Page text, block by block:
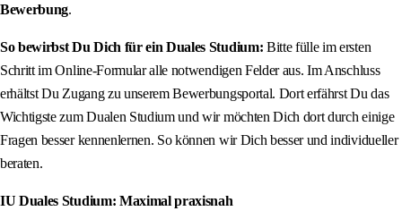
Bewerbung.
So bewirbst Du Dich für ein Duales Studium: Bitte fülle im ersten
Schritt im Online-Formular alle notwendigen Felder aus. Im Anschluss
erhältst Du Zugang zu unserem Bewerbungsportal. Dort erfährst Du das
Wichtigste zum Dualen Studium und wir möchten Dich dort durch einige
Fragen besser kennenlernen. So können wir Dich besser und individueller
beraten.
IU Duales Studium: Maximal praxisnah